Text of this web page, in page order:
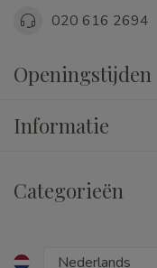
020 616 2694
Openingstijden
Informatie
Categorieën